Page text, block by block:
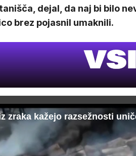
dejal, da naj bi bilo
brez pojasnil umaknili.
zraka kažejo razsežnosti